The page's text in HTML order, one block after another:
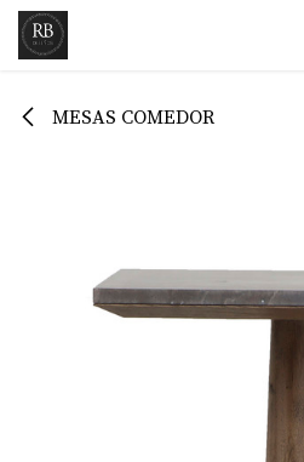
Ir al contenido
MESAS COMEDOR